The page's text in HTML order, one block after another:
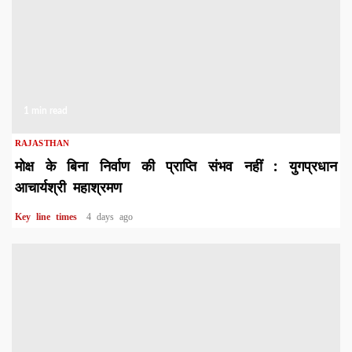
RAJASTHAN
मोक्ष के बिना निर्वाण की प्राप्ति संभव नहीं : युगप्रधान
आचार्यश्री महाश्रमण
Key line times 4 days ago